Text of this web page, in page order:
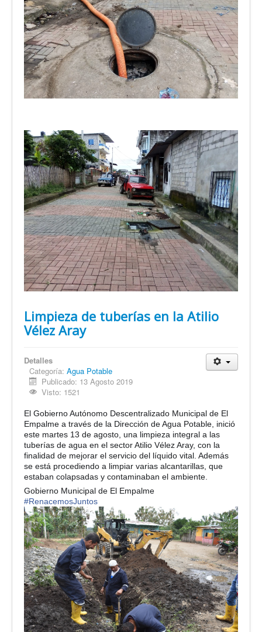
Limpieza de tuberías en la Atilio
Vélez Aray
Detalles
Categoría: Agua Potable
Publicado: 13 Agosto 2019
Visto: 1521
El Gobierno Autónomo Descentralizado Municipal de El
Empalme a través de la Dirección de Agua Potable, inició
este martes 13 de agosto, una limpieza integral a las
tuberías de agua en el sector Atilio Vélez Aray, con la
finalidad de mejorar el servicio del líquido vital. Además
se está procediendo a limpiar varias alcantarillas, que
estaban colapsadas y contaminaban el ambiente.
Gobierno Municipal de El Empalme
#RenacemosJuntos